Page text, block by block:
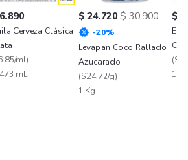
Cerveza Clásica
ml)
mL
$ 24.720 $ 30.900
-20%
Levapan Coco Rallado
Azucarado
($24.72/g)
1 Kg
$
(
1 X